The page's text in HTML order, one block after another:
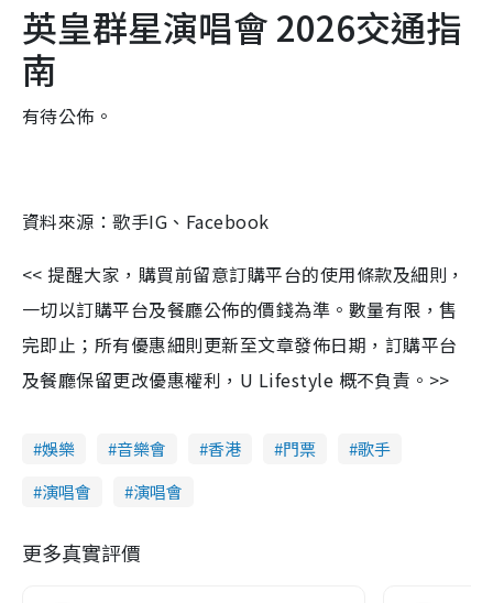
英皇群星演唱會 2026交通指
南
有待公佈。
資料來源：歌手IG、Facebook
<< 提醒大家，購買前留意訂購平台的使用條款及細則，
一切以訂購平台及餐廳公佈的價錢為準。數量有限，售
完即止；所有優惠細則更新至文章發佈日期，訂購平台
及餐廳保留更改優惠權利，U Lifestyle 概不負責。>>
娛樂 音樂會 香港 門票
歌手
演唱會
演唱會
更多真實評價